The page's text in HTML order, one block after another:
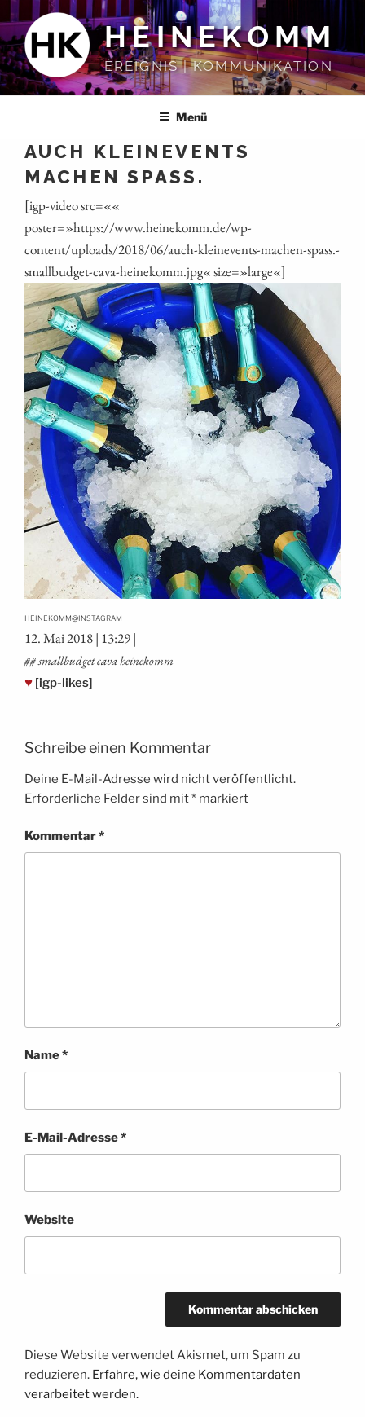
Inhalt
springen
HEINEKOMM
EREIGNIS | KOMMUNIKATION
Menü
AUCH KLEINEVENTS
MACHEN SPASS.
[igp-video src=««
poster=»https://www.heinekomm.de/wp-
content/uploads/2018/06/auch-kleinevents-machen-spass.-
smallbudget-cava-heinekomm.jpg« size=»large«]
HEINEKOMM@INSTAGRAM
12. Mai 2018 | 13:29 |
## small­bud­get cava heinekomm
♥ [igp-likes]
Schreibe einen Kommentar
Deine E-Mail-Adresse wird nicht veröffentlicht.
Erforderliche Felder sind mit* markiert
Kommentar*
Name*
E-Mail-Adresse*
Website
Diese Website verwendet Akismet, um Spam zu
reduzieren. Erfahre, wie deine Kommentardaten
verarbeitet werden.